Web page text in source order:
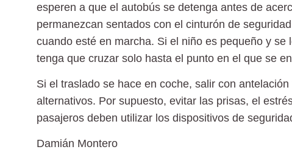
esperen a que el autobús se detenga antes de
permanezcan sentados con el cinturón de
cuando esté en marcha. Si el niño es pequeño y
tenga que cruzar solo hasta el punto en el que se
Si el traslado se hace en coche, salir con antelación
alternativos. Por supuesto, evitar las prisas, el
pasajeros deben utilizar los dispositivos de
Damián Montero